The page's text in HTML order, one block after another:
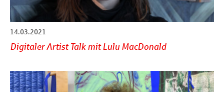
14.03.2021
Digitaler Artist Talk mit Lulu MacDonald